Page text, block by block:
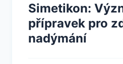
Simetikon:
přípravek pro
nadýmání